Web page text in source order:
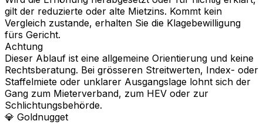
gilt der reduzierte oder alte Mietzins. Kommt kein
Vergleich zustande, erhalten Sie die Klagebewilligung
fürs Gericht.
Achtung
Dieser Ablauf ist eine allgemeine Orientierung und keine
Rechtsberatung. Bei grösseren Streitwerten, Index- oder
Staffelmiete oder unklarer Ausgangslage lohnt sich der
Gang zum Mieterverband, zum HEV oder zur
Schlichtungsbehörde.
💎 Goldnugget